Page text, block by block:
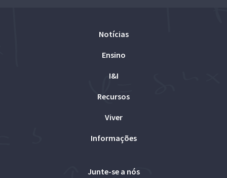
Notícias
Ensino
I&I
Recursos
Viver
Informações
Junte-se a nós